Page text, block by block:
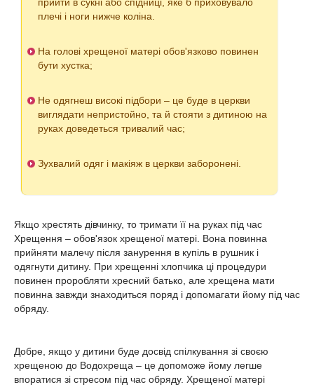
плечі і ноги нижче коліна.
На голові хрещеної матері обов'язково повинен
бути хустка;
Не одягнеш високі підбори – це буде в церкви
виглядати непристойно, та й стояти з дитиною на
руках доведеться тривалий час;
Зухвалий одяг і макіяж в церкви заборонені.
Якщо хрестять дівчинку, то тримати її на руках під час
Хрещення – обов'язок хрещеної матері. Вона повинна
прийняти малечу після занурення в купіль в рушник і
одягнути дитину. При хрещенні хлопчика ці процедури
повинен проробляти хресний батько, але хрещена мати
повинна завжди знаходиться поряд і допомагати йому під час
обряду.
Добре, якщо у дитини буде досвід спілкування зі своєю
хрещеною до Водохреща – це допоможе йому легше
впоратися зі стресом під час обряду. Хрещеної матері